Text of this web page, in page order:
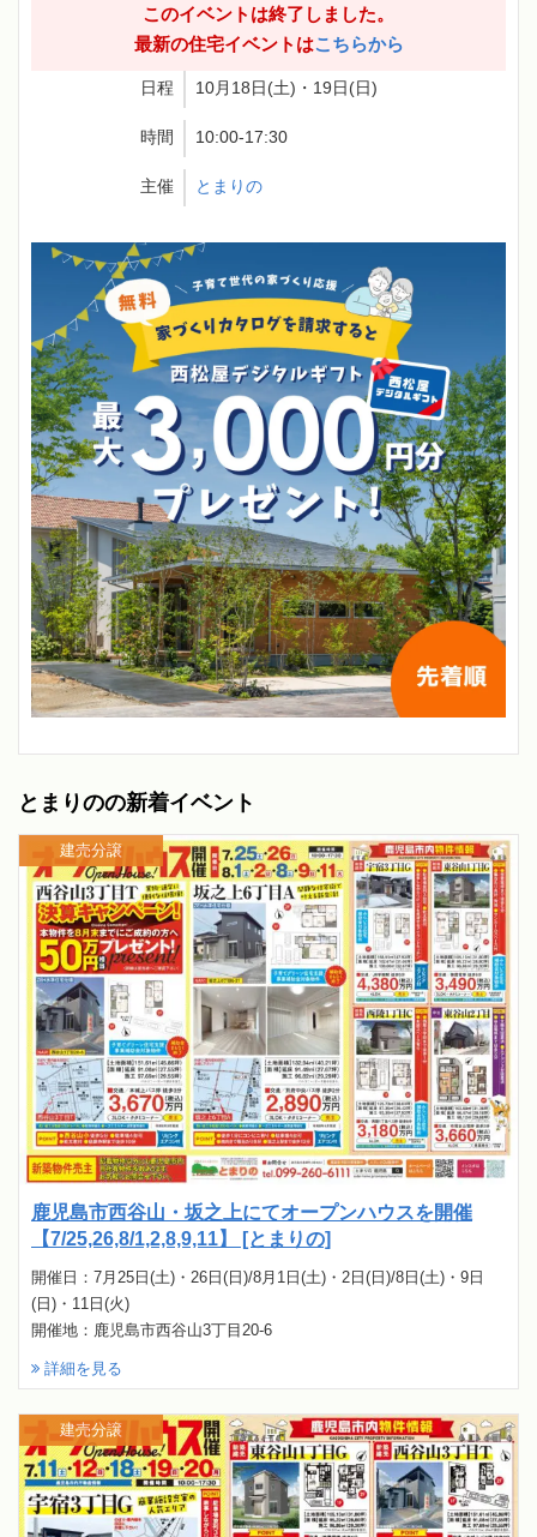
このイベントは終了しました。
最新の住宅イベントはこちらから
日程 10月18日(土)・19日(日)
時間 10:00-17:30
主催 とまりの
とまりのの新着イベント
鹿児島市西谷山・坂之上にてオープンハウスを開催
【7/25,26,8/1,2,8,9,11】 [とまりの]
開催日：7月25日(土)・26日(日)/8月1日(土)・2日(日)/8日(土)・9日
(日)・11日(火)
開催地：鹿児島市西谷山3丁目20-6
詳細を見る
建売分譲
建売分譲